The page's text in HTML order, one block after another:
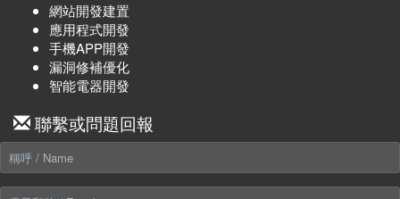
網站開發建置
應用程式開發
手機APP開發
漏洞修補優化
智能電器開發
聯繫或問題回報